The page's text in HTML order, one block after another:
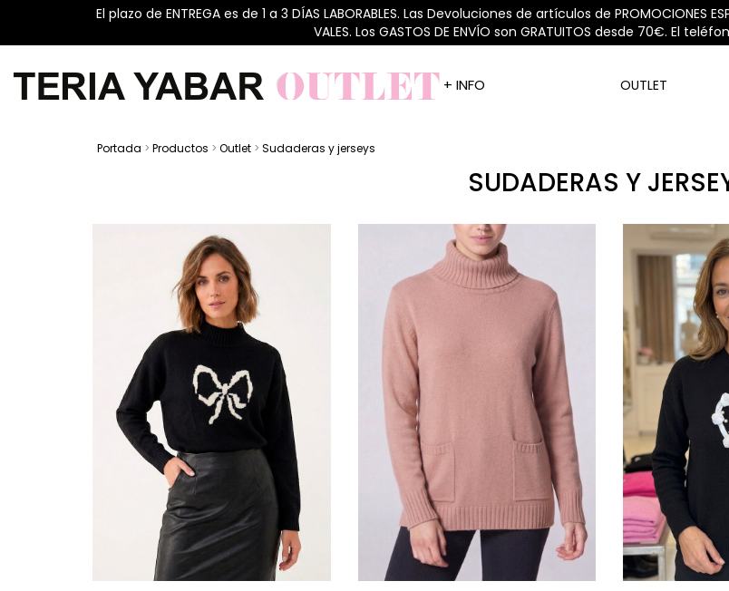
El plazo de ENTREGA es de 1 a 3 DÍAS LABORABLES. Las Devoluciones de artículos de PROMOCIONES
VALES. Los GASTOS DE ENVÍO son GRATUITOS desde 70€. El
+ INFO OUTLET
Portada > Productos > Outlet > Sudaderas y jerseys
SUDADERAS Y